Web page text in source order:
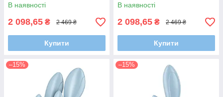
В наявності
2 098,65 ₴ 2 469 ₴
Купити
В наявності
2 098,65 ₴ 2 469 ₴
Купити
–15% –15%